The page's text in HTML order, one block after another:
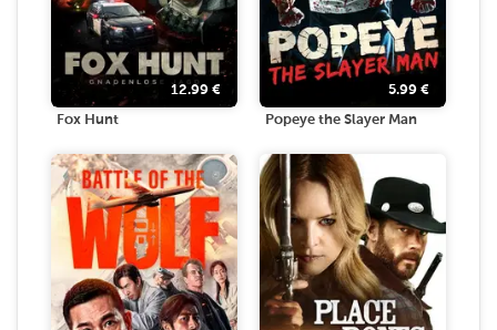
12.99 €
Fox Hunt
5.99 €
Popeye the Slayer Man